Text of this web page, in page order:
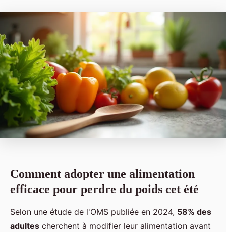
Comment adopter une alimentation
efficace pour perdre du poids cet été
Selon une étude de l'OMS publiée en 2024, 58% des
adultes cherchent à modifier leur alimentation avant